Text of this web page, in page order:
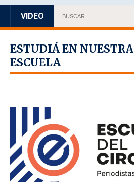
VIDEO
ESTUDIÁ EN NUESTRA
ESCUELA